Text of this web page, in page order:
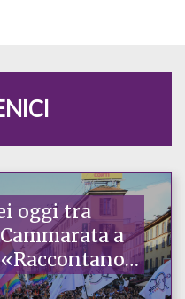
oggi tra
a